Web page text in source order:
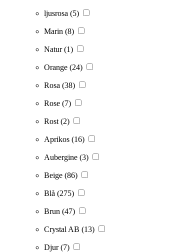
ljusrosa (5)
Marin (8)
Natur(1)
Orange (24)
Rosa (38)
Rose (7)
Rost (2)
Aprikos (16)
Aubergine (3)
Beige (86)
Blå (275)
Brun (47)
Crystal AB (13)
Djur(7)